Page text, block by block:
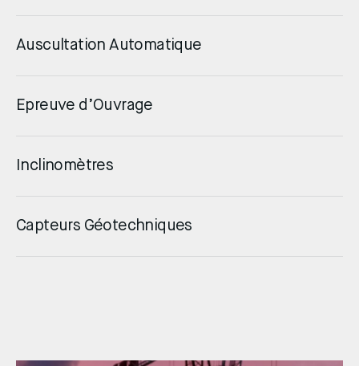
Auscultation Automatique
Epreuve d’Ouvrage
Inclinomètres
Capteurs Géotechniques